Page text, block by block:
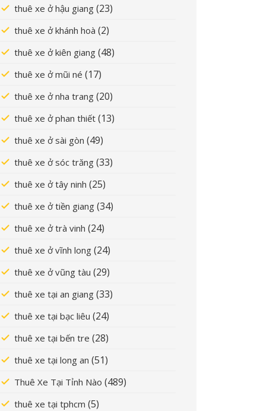
thuê xe ở hậu giang (23)
thuê xe ở khánh hoà (2)
thuê xe ở kiên giang (48)
thuê xe ở mũi né (17)
thuê xe ở nha trang (20)
thuê xe ở phan thiết (13)
thuê xe ở sài gòn (49)
thuê xe ở sóc trăng (33)
thuê xe ở tây ninh (25)
thuê xe ở tiền giang (34)
thuê xe ở trà vinh (24)
thuê xe ở vĩnh long (24)
thuê xe ở vũng tàu (29)
thuê xe tại an giang (33)
thuê xe tại bạc liêu (24)
thuê xe tại bến tre (28)
thuê xe tại long an (51)
Thuê Xe Tại Tỉnh Nào (489)
thuê xe tại tphcm (5)